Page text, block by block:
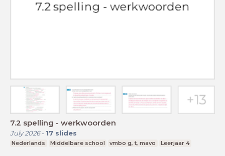
7.2 spelling - werkwoorden
July 2026- 17 slides
Nederlands Middelbare school vmbo g, t, mavo Leerjaar 4